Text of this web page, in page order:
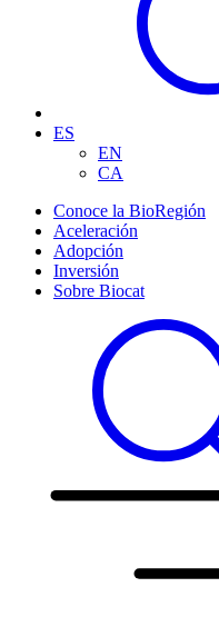
ES
EN
CA
Conoce la BioRegión
Aceleración
Adopción
Inversión
Sobre Biocat